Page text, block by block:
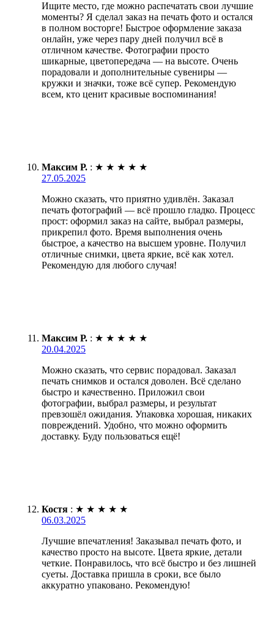
Ищите место, где можно распечатать свои лучшие
моменты? Я сделал заказ на печать фото и остался
в полном восторге! Быстрое оформление заказа
онлайн, уже через пару дней получил всё в
отличном качестве. Фотографии просто
шикарные, цветопередача — на высоте. Очень
порадовали и дополнительные сувениры —
кружки и значки, тоже всё супер. Рекомендую
всем, кто ценит красивые воспоминания!
Максим Р. : ★ ★ ★ ★ ★
27.05.2025
Можно сказать, что приятно удивлён. Заказал
печать фотографий — всё прошло гладко. Процесс
прост: оформил заказ на сайте, выбрал размеры,
прикрепил фото. Время выполнения очень
быстрое, а качество на высшем уровне. Получил
отличные снимки, цвета яркие, всё как хотел.
Рекомендую для любого случая!
Максим Р. : ★ ★ ★ ★ ★
20.04.2025
Можно сказать, что сервис порадовал. Заказал
печать снимков и остался доволен. Всё сделано
быстро и качественно. Приложил свои
фотографии, выбрал размеры, и результат
превзошёл ожидания. Упаковка хорошая, никаких
повреждений. Удобно, что можно оформить
доставку. Буду пользоваться ещё!
Костя : ★ ★ ★ ★ ★
06.03.2025
Лучшие впечатления! Заказывал печать фото, и
качество просто на высоте. Цвета яркие, детали
четкие. Понравилось, что всё быстро и без лишней
суеты. Доставка пришла в сроки, все было
аккуратно упаковано. Рекомендую!